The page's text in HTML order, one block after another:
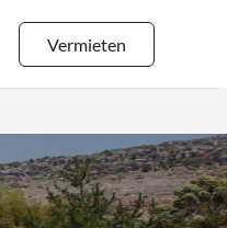
Vermieten